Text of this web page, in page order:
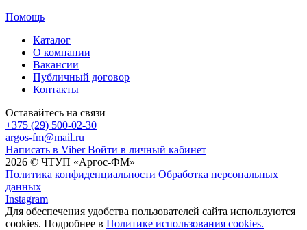
Помощь
Каталог
О компании
Вакансии
Публичный договор
Контакты
Оставайтесь на связи
+375 (29) 500-02-30
argos-fm@mail.ru
Написать в Viber Войти в личный кабинет
2026 © ЧТУП «Аргос-ФМ»
Политика конфиденциальности Обработка персональных
данных
Instagram
Для обеспечения удобства пользователей сайта используются
cookies. Подробнее в Политике использования cookies.